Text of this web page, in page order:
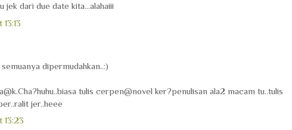
jek dari due date kita...alahaiii
dipermudahkan..:)
tulis cerpen@novel ker?penulisan ala2 macam tu..tulis
jer..heee
13:23